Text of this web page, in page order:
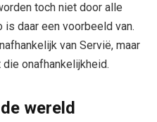
toch niet door alle
daar een voorbeeld van.
van Servië, maar
onafhankelijkheid.
wereld